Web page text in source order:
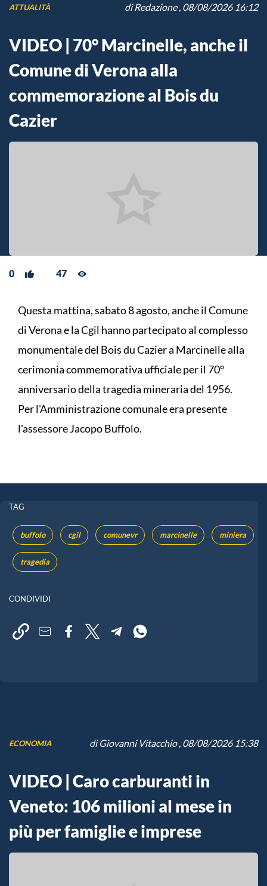
ATTUALITÀ diRedazione, 08/08/2026 16:12
VIDEO | 70° Marcinelle, anche il
Comune di Verona alla
commemorazione al Bois du
Cazier
0 47
Questa mattina, sabato 8 agosto, anche il Comune
di Verona e la Cgil hanno partecipato al complesso
monumentale del Bois du Cazier a Marcinelle alla
cerimonia commemorativa ufficiale per il 70°
anniversario della tragedia mineraria del 1956.
Per l'Amministrazione comunale era presente
l'assessore Jacopo Buffolo.
TAG
buffolo cgil comunevr marcinelle miniera
tragedia
CONDIVIDI
ECONOMIA diGiovanni Vitacchio, 08/08/2026 15:38
VIDEO | Caro carburanti in
Veneto: 106 milioni al mese in
più per famiglie e imprese